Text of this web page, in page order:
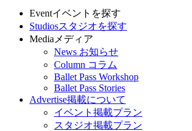
Eventイベントを探す
Studiosスタジオを探す
Media メディア
News お知らせ
Column コラム
Ballet Pass Workshop
Ballet Pass Stories
Advertise掲載について
イベント掲載プラン
スタジオ掲載プラン